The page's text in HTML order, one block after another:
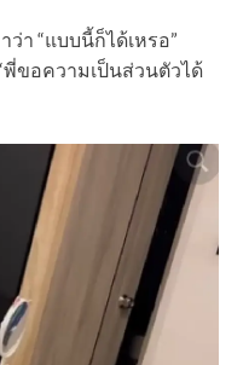
า “แบบนี้ก็ได้เหรอ”
ขอความเป็นส่วนตัวได้